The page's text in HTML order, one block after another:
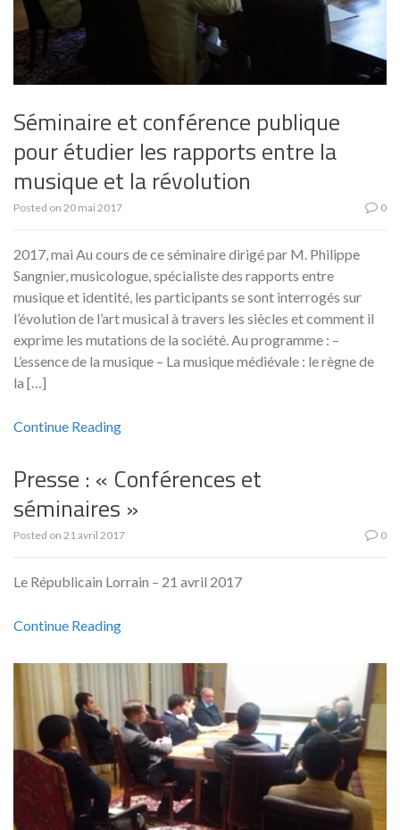
Séminaire et conférence publique
pour étudier les rapports entre la
musique et la révolution
Posted on 20 mai 2017 0
2017, mai Au cours de ce séminaire dirigé par M. Philippe
Sangnier, musicologue, spécialiste des rapports entre
musique et identité, les participants se sont interrogés sur
l’évolution de l’art musical à travers les siècles et comment il
exprime les mutations de la société. Au programme : –
L’essence de la musique – La musique médiévale : le règne de
la […]
Continue Reading
Presse : « Conférences et
séminaires »
Posted on 21 avril 2017 0
Le Républicain Lorrain – 21 avril 2017
Continue Reading